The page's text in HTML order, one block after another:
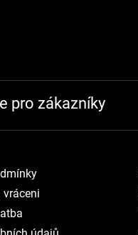
pro zákazníky
vráceni